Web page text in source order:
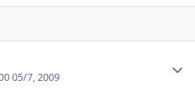
05/7, 2009